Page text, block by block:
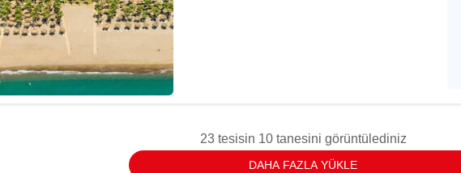
23 tesisin 10 tanesini görüntülediniz
DAHA FAZLA YÜKLE